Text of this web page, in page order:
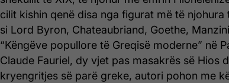
cilit kishin qenë disa nga figurat më të
si Lord Byron, Chateaubriand, Goethe,
“Këngëve popullore të Greqisë moderne” në
Claude Fauriel, dy vjet pas masakrës së Hios
kryengritjes së parë greke, autori pohon me